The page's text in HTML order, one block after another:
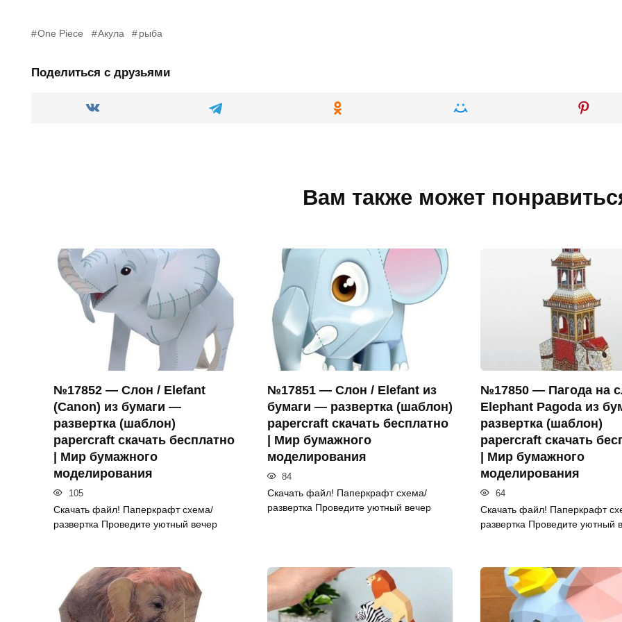
One Piece Акула рыба
Поделиться с друзьями
Вам также может
№17852 — Слон / Elefant
(Canon) из бумаги —
развертка (шаблон)
papercraft скачать бесплатно
| Мир бумажного
моделирования
105
Скачать файл! Паперкрафт схема/
развертка Проведите уютный вечер
№17851 — Слон / Elefant из
бумаги — развертка (шаблон)
papercraft скачать бесплатно
| Мир бумажного
моделирования
84
Скачать файл! Паперкрафт схема/
развертка Проведите уютный вечер
№17850 — Пагода на
Elephant Pagoda из
развертка (шаблон)
papercraft скачать
| Мир бумажного
моделирования
64
Скачать файл! Паперкрафт
развертка Проведите уютный